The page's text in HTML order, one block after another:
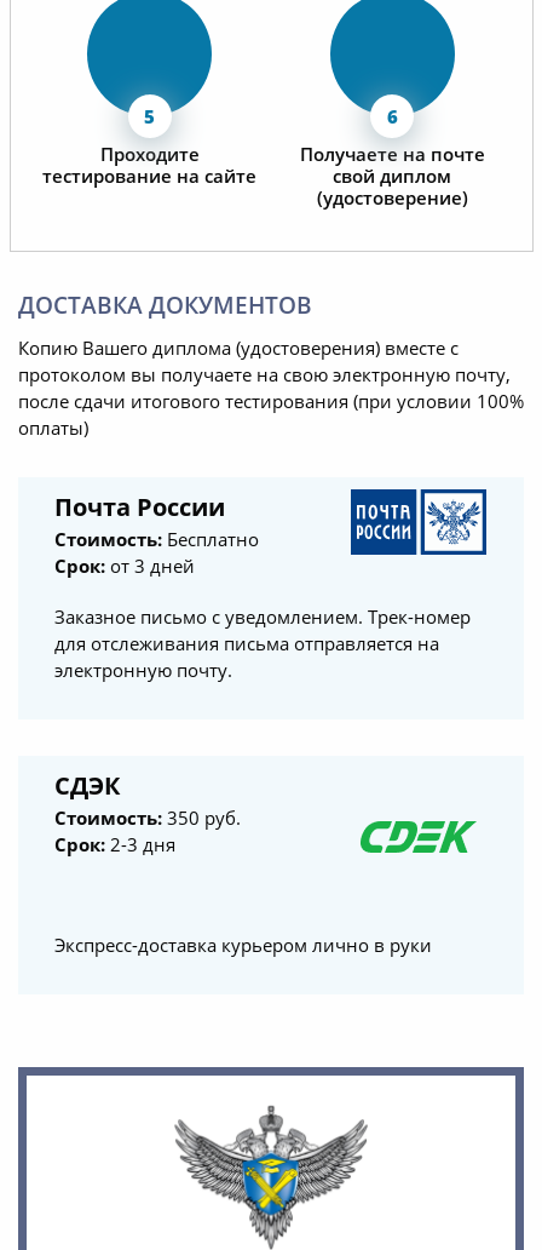
Проходите
тестирование на сайте
Получаете на почте
свой диплом
(удостоверение)
ДОСТАВКА ДОКУМЕНТОВ
Копию Вашего диплома (удостоверения) вместе с
протоколом вы получаете на свою электронную почту,
после сдачи итогового тестирования (при условии 100%
оплаты)
Почта России
Стоимость: Бесплатно
Срок: от 3 дней
Заказное письмо с уведомлением. Трек-номер
для отслеживания письма отправляется на
электронную почту.
СДЭК
Стоимость: 350 руб.
Срок: 2-3 дня
Экспресс-доставка курьером лично в руки